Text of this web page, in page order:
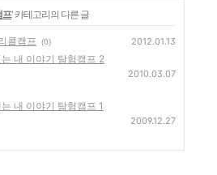
프' 카테고리의 다른 글
콜캠프 (0) 2012.01.13
내 이야기 탐험캠프 2
2010.03.07
내 이야기 탐험캠프 1
2009.12.27